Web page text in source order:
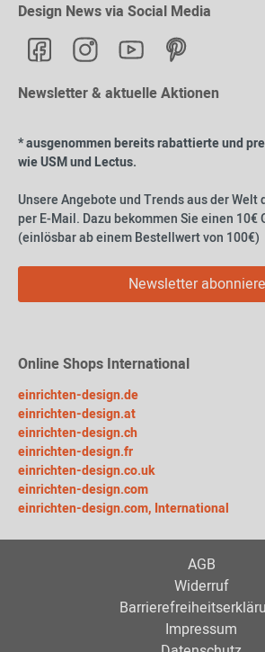
Design News via Social Media
Newsletter & aktuelle Aktionen
* ausgenommen bereits rabattierte und
wie USM und Lectus.
Unsere Angebote und Trends aus der Welt
per E-Mail. Dazu bekommen Sie einen
(einlösbar ab einem Bestellwert von 100€)
Newsletter
Online Shops International
einrichten-design.de
einrichten-design.at
einrichten-design.ch
einrichten-design.fr
einrichten-design.co.uk
einrichten-design.com
einrichten-design.com, International
AGB
Widerruf
Impressum